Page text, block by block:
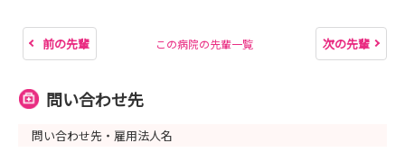
前の先輩 この病院の先輩一覧 次の先輩
問い合わせ先
問い合わせ先・雇用法人名